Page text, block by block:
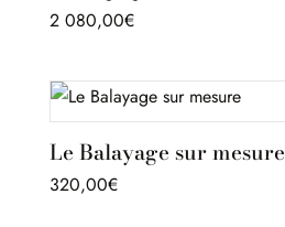
2 080,00€
Le Balayage sur mesure
320,00€